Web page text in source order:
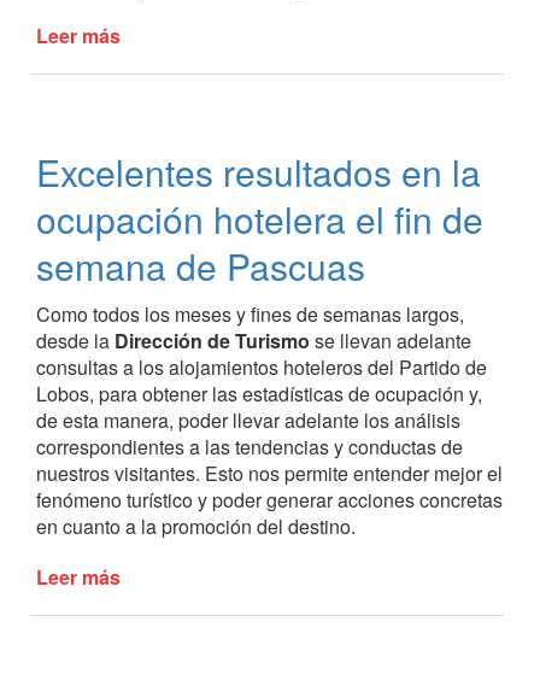
Leer más
en
la
edición
Expoeventos
2019
Excelentes resultados en la
ocupación hotelera el fin de
semana de Pascuas
Como todos los meses y fines de semanas largos,
desde la Dirección de Turismo se llevan adelante
consultas a los alojamientos hoteleros del Partido de
Lobos, para obtener las estadísticas de ocupación y,
de esta manera, poder llevar adelante los análisis
correspondientes a las tendencias y conductas de
nuestros visitantes. Esto nos permite entender mejor el
fenómeno turístico y poder generar acciones concretas
en cuanto a la promoción del destino.
Leer más